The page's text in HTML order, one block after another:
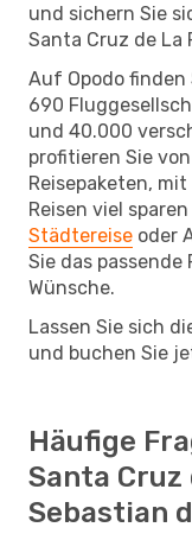
und sichern Sie
Santa Cruz de La
Auf Opodo finden
690
und 40.000
profitieren Sie
Reisepaketen,
Reisen viel
Städtereise oder
Sie das
Wünsche.
Lassen Sie sich
und buchen Sie
Häufige
Santa Cruz
Sebastian